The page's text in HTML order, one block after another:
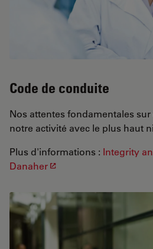
Code de conduite
Nos attentes fondamentales
notre activité avec le plus haut
Plus d'informations : Integrity
Danaher